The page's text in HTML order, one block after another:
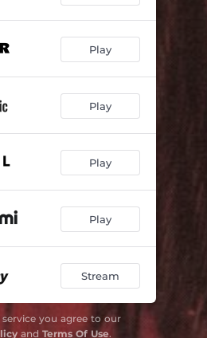
05:40
04:37
05:09
04:47
08:16
Play
Play
Play
Play
Stream
you agree to our
and Terms Of Use.